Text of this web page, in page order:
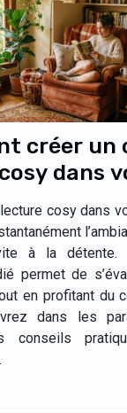
créer un
dans
cosy dans
à la détente.
permet de
en profitant du
dans les
conseils